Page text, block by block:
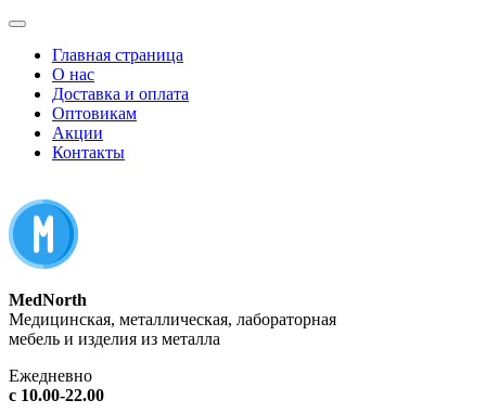
Главная страница
О нас
Доставка и оплата
Оптовикам
Акции
Контакты
MedNorth
Медицинская, металлическая, лабораторная
мебель и изделия из металла
Ежедневно
с 10.00-22.00